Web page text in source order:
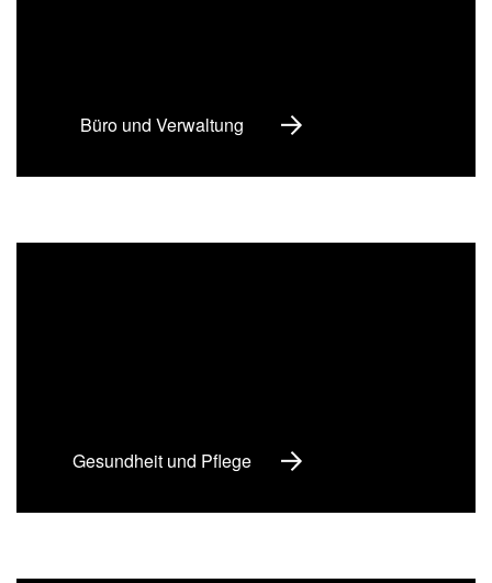
Büro und Verwaltung
Gesundheit und Pflege